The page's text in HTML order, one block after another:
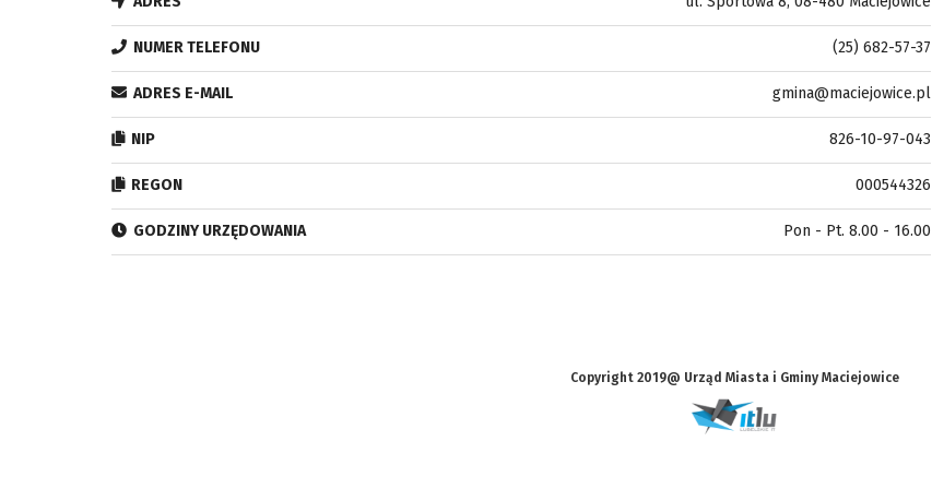
NUMER TELEFONU (25) 682-57-37
ADRES E-MAIL gmina@maciejowice.pl
NIP 826-10-97-043
REGON 000544326
GODZINY URZĘDOWANIA Pon - Pt. 8.00 - 16.00
Copyright 2019@ Urząd Miasta i Gminy Maciejowice